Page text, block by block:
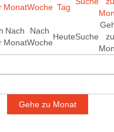
Nach
Monat
Nach
Woche
HeuteSuche
zu
Gehe zu Monat